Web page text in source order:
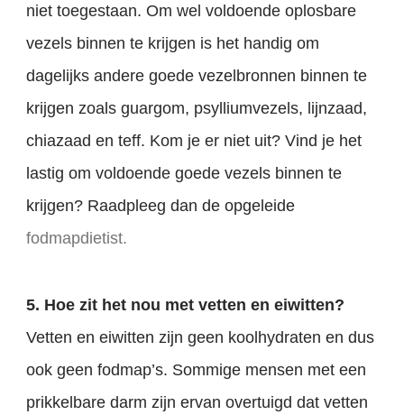
niet toegestaan. Om wel voldoende oplosbare
vezels binnen te krijgen is het handig om
dagelijks andere goede vezelbronnen binnen te
krijgen zoals guargom, psylliumvezels, lijnzaad,
chiazaad en teff. Kom je er niet uit? Vind je het
lastig om voldoende goede vezels binnen te
krijgen? Raadpleeg dan de opgeleide
fodmapdietist.
5. Hoe zit het nou met vetten en eiwitten?
Vetten en eiwitten zijn geen koolhydraten en dus
ook geen fodmap’s. Sommige mensen met een
prikkelbare darm zijn ervan overtuigd dat vetten